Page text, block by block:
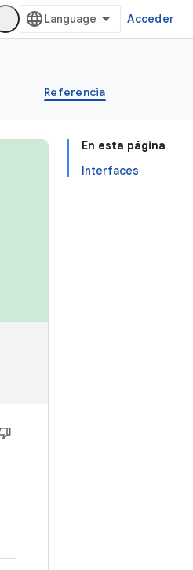
Acceder
Referencia
En esta página
Interfaces